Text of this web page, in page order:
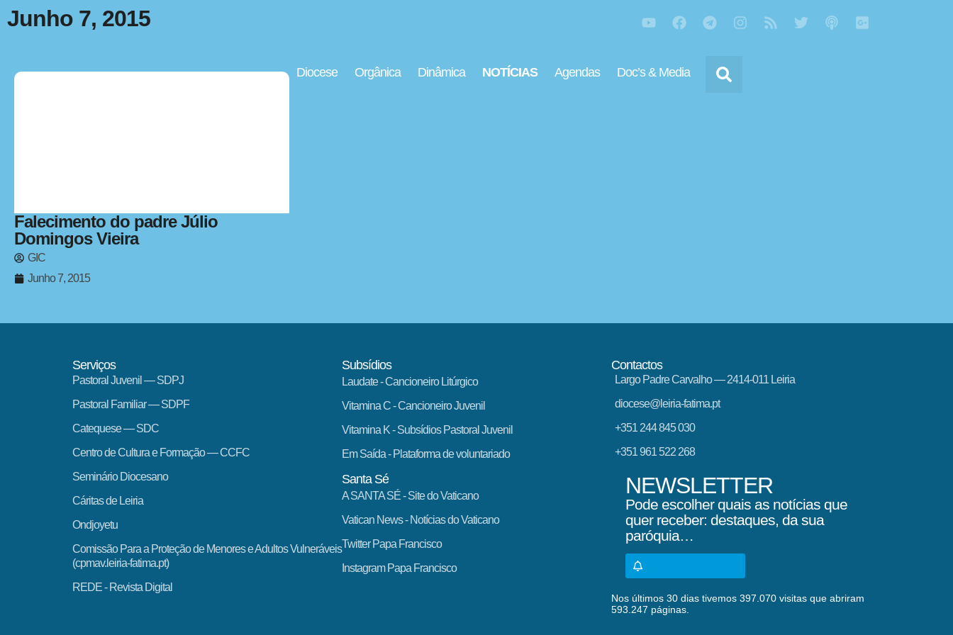
Diocese Orgânica Dinâmica NOTÍCIAS Agendas Doc’s & Media
Junho 7, 2015
Falecimento do padre Júlio
Domingos Vieira
GIC
Junho 7, 2015
Serviços
Pastoral Juvenil — SDPJ
Pastoral Familiar — SDPF
Catequese — SDC
Centro de Cultura e Formação — CCFC
Seminário Diocesano
Cáritas de Leiria
Ondjoyetu
Comissão Para a Proteção de Menores e Adultos Vulneráveis
(cpmav.leiria-fatima.pt)
REDE - Revista Digital
Subsídios
Laudate- Cancioneiro Litúrgico
Vitamina C- Cancioneiro Juvenil
Vitamina K- Subsídios Pastoral Juvenil
Em Saída- Plataforma de voluntariado
Santa Sé
A SANTA SÉ - Site do Vaticano
Vatican News- Notícias do Vaticano
Twitter Papa Francisco
Instagram Papa Francisco
Contactos
Largo Padre Carvalho — 2414-011 Leiria
diocese@leiria-fatima.pt
+351 244 845 030
+351 961 522 268
NEWSLETTER
Pode escolher quais as notícias que
quer receber: destaques, da sua
paróquia…
Nos últimos 30 dias tivemos 397.070 visitas que abriram
593.247 páginas.